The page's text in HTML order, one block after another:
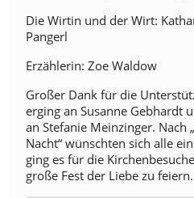
Die Wirtin und der Wirt:
Pangerl
Erzählerin: Zoe Waldow
Großer Dank für die
erging an Susanne Gebhardt
an Stefanie Meinzinger. Nach
Nacht“ wünschten sich alle
ging es für die
große Fest der Liebe zu feiern.